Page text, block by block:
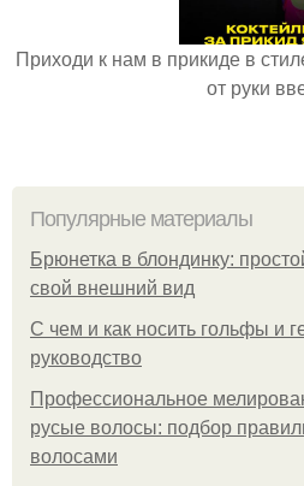
Приходи к нам в прикиде в
от руки
Популярные материалы
Брюнетка в блондинку:
свой внешний вид
С чем и как носить гольфы и
руководство
Профессиональное
русые волосы: подбор
волосами